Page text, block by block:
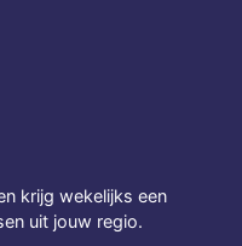
krijg wekelijks een
uit jouw regio.